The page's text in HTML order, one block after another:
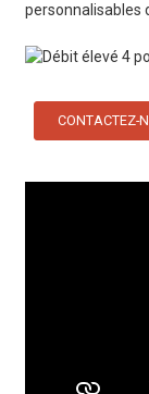
personnalisables
CONTACTEZ-